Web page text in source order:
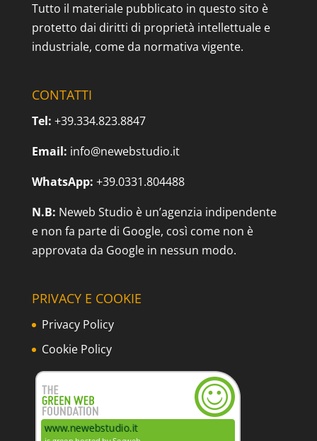
Tutto il materiale pubblicato in questo sito è
protetto dai diritti di proprietà intellettuale e
industriale, come da normativa vigente.
CONTATTI
Tel: +39.334.823.8847
Email: info@newebstudio.it
WhatsApp: +39.0331.804488
N.B: Neweb Studio è un’agenzia indipendente
e non fa parte di Google, così come non è
approvata da Google in nessun modo.
PRIVACY E COOKIE
Privacy Policy
Cookie Policy